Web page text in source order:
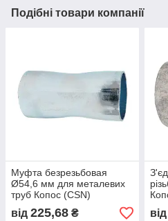
Подібні товари компанії
Муфта безрезьбовая
Ø54,6 мм для металевих
труб Копос (CSN)
342/2_XX
від 225,68 ₴ від